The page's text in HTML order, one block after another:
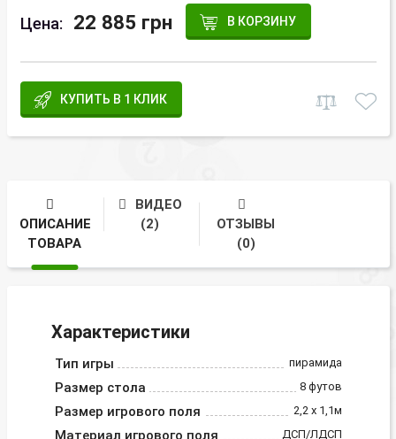
Цена: 22 885 грн В КОРЗИНУ
КУПИТЬ В 1 КЛИК
ОПИСАНИЕ
ТОВАРА
ВИДЕО
(2)
ОТЗЫВЫ
(0)
Характеристики
Тип игры пирамида
Размер стола 8 футов
Размер игрового поля 2,2 х 1,1м
Материал игрового поля ДСП/ЛДСП